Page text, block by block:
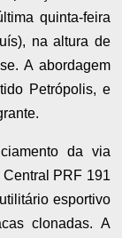
quinta-feira
na altura de
A abordagem
Petrópolis, e
da via
PRF 191
esportivo
clonadas. A